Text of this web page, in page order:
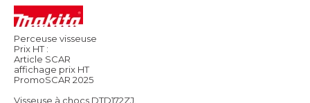
Perceuse visseuse
Prix HT :
Article SCAR
affichage prix HT
PromoSCAR 2025
Visseuse à chocs DTD172ZJ.